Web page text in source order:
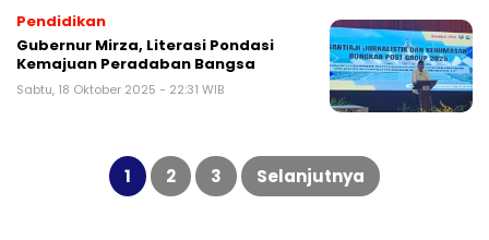
Pendidikan
Gubernur Mirza, Literasi Pondasi
Kemajuan Peradaban Bangsa
Sabtu, 18 Oktober 2025 - 22:31 WIB
Paginasi
1 2 3 Selanjutnya